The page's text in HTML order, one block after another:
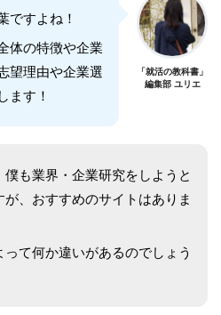
ですよね！
体の特徴や企業
望理由や企業選
ます！
「就活の教科書」
編集部 ユリエ
僕も業界・企業研究をしようと
が、おすすめのサイトはありま
って何か違いがあるのでしょう